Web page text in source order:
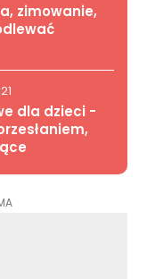
zimowanie,
dla dzieci -